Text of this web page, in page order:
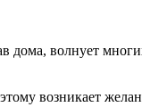
дома, волнует
возникает